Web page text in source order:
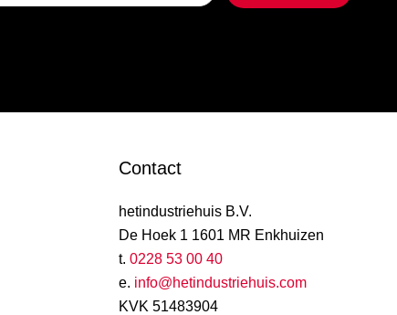
Contact
hetindustriehuis B.V.
De Hoek 1 1601 MR Enkhuizen
t. 0228 53 00 40
e. info@hetindustriehuis.com
KVK 51483904